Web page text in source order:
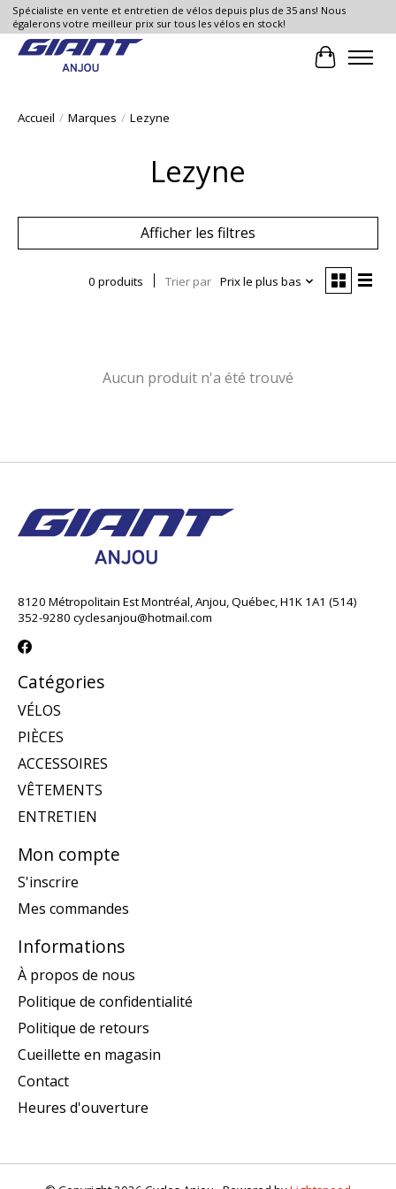
Spécialiste en vente et entretien de vélos depuis plus de 35 ans! Nous
égalerons votre meilleur prix sur tous les vélos en stock!
Panier
Accueil / Marques / Lezyne
Lezyne
Afficher les filtres
0 produits Trier par Prix le plus bas
Aucun produit n'a été trouvé
8120 Métropolitain Est Montréal, Anjou, Québec, H1K 1A1 (514)
352-9280 cyclesanjou@hotmail.com
Catégories
VÉLOS
PIÈCES
ACCESSOIRES
VÊTEMENTS
ENTRETIEN
Mon compte
S'inscrire
Mes commandes
Informations
À propos de nous
Politique de confidentialité
Politique de retours
Cueillette en magasin
Contact
Heures d'ouverture